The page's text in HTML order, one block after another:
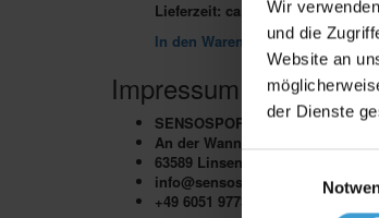
Wir
und die
Website an
der Dienste
Lieferzeit: ca. 2-3 Werktage
In den Warenkorb
Impressum
SENSOSPORTS GMBH
An der Wann 2
63589 Linsengericht
info@sensosports.com
+49 6051 9773520